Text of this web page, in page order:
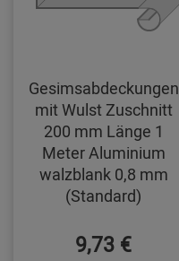
Gesimsabdeckungen
mit Wulst Zuschnitt
200 mm Länge 1
Meter Aluminium
walzblank 0,8 mm
(Standard)
9,73 €